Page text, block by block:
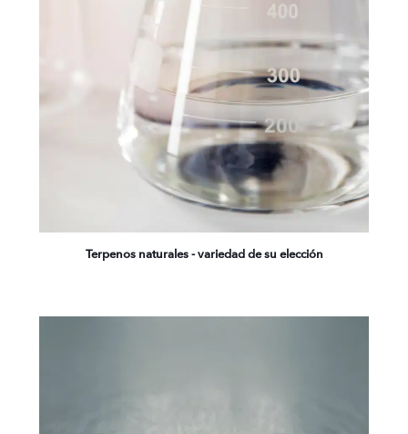
Terpenos naturales - variedad de su elección